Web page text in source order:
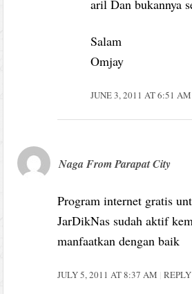
aril Dan bukannya
Salam
Omjay
JUNE 3, 2011 AT 6:51 AM
Naga From Parapat City
Program internet gratis
JarDikNas sudah aktif
manfaatkan dengan baik
JULY 5, 2011 AT 8:37 AM REPLY